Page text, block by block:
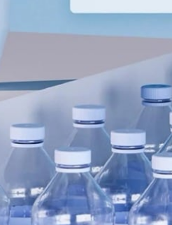
Lifestyle, Sport &
Health & Beauty
Huis & Tuin
Nieuws & Media